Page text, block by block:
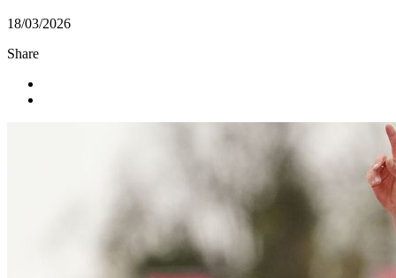
18/03/2026
Share